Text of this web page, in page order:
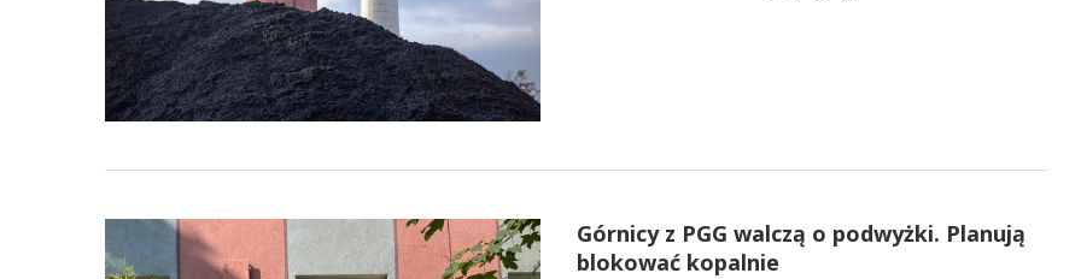
Górnicy z PGG walczą o podwyżki. Planują
blokować kopalnie